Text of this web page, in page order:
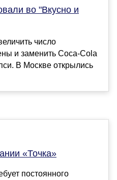
во "Вкусно и
число
и заменить Coca-Cola
В Москве открылись
«Точка»
постоянного